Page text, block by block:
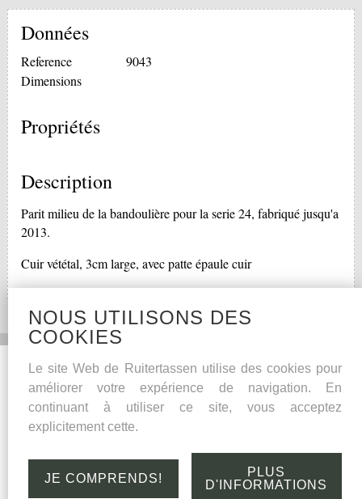
Données
Reference
9043
Dimensions
Propriétés
Description
Parit milieu de la bandoulière pour la serie 24, fabriqué jusqu'a
2013.
Cuir vététal, 3cm large, avec patte épaule cuir
Social Media
Facebook
Autres
Conseils pour l’entretien
NOUS UTILISONS DES
COOKIES
Le site Web de Ruitertassen utilise des cookies pour
améliorer votre expérience de navigation. En
continuant à utiliser ce site, vous acceptez
explicitement cette.
JE COMPRENDS!
PLUS
D'INFORMATIONS